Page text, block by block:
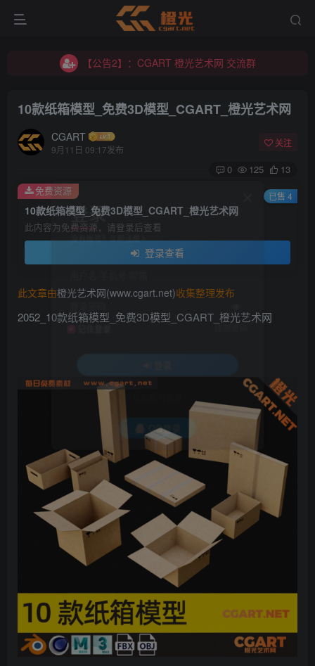
【公告2】：CGART 橙光艺术网 交流群
【公告2】：CGART 橙光艺术网 交流群
10款纸箱模型_免费3D模型_CGART_橙光艺术网
CGART
9月11日 09:17发布
关注
0 125 13
10款纸箱模型_免费3D模型_CGART_橙光艺术网
此内容为免费资源，请登录后查看
登录查看
免费资源 已售 4
此文章由橙光艺术网(www.cgart.net)收集整理发布
2052_10款纸箱模型_免费3D模型_CGART_橙光艺术网
登录
没有账号？立即注册
QQ登录